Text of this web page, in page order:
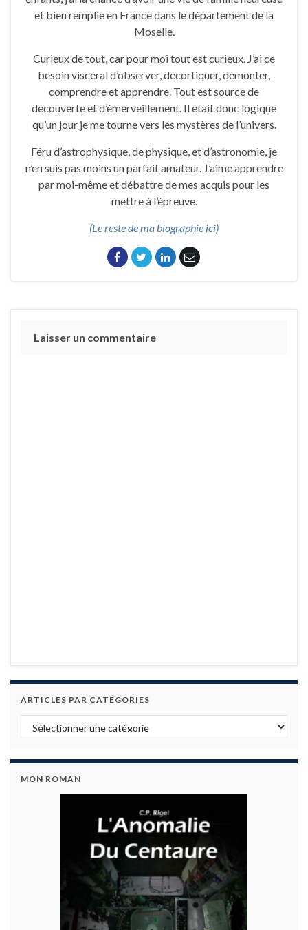
et bien remplie en France dans le département de la
Moselle.
Curieux de tout, car pour moi tout est curieux. J’ai ce
besoin viscéral d’observer, décortiquer, démonter,
comprendre et apprendre. Tout est source de
découverte et d’émerveillement. Il était donc logique
qu’un jour je me tourne vers les mystères de l’univers.
Féru d’astrophysique, de physique, et d’astronomie, je
n’en suis pas moins un parfait amateur. J’aime apprendre
par moi-même et débattre de mes acquis pour les
mettre à l’épreuve.
(Le reste de ma biographie ici)
Laisser un commentaire
ARTICLES PAR CATÉGORIES
Articles par catégories
MON ROMAN